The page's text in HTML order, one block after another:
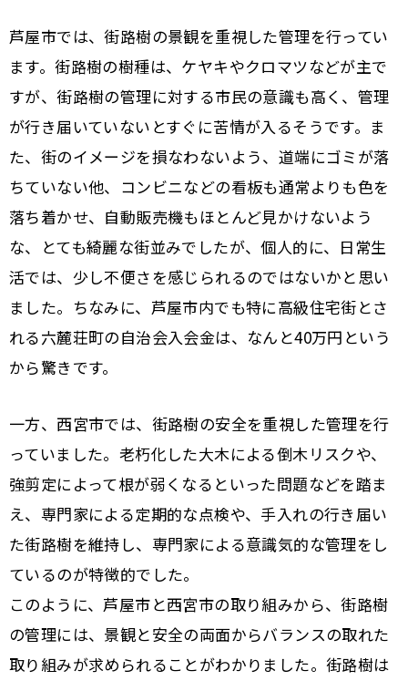
芦屋市では、街路樹の景観を重視した管理を行ってい
ます。街路樹の樹種は、ケヤキやクロマツなどが主で
すが、街路樹の管理に対する市民の意識も高く、管理
が行き届いていないとすぐに苦情が入るそうです。ま
た、街のイメージを損なわないよう、道端にゴミが落
ちていない他、コンビニなどの看板も通常よりも色を
落ち着かせ、自動販売機もほとんど見かけないよう
な、とても綺麗な街並みでしたが、個人的に、日常生
活では、少し不便さを感じられるのではないかと思い
ました。ちなみに、芦屋市内でも特に高級住宅街とさ
れる六麓荘町の自治会入会金は、なんと40万円という
から驚きです。
一方、西宮市では、街路樹の安全を重視した管理を行
っていました。老朽化した大木による倒木リスクや、
強剪定によって根が弱くなるといった問題などを踏ま
え、専門家による定期的な点検や、手入れの行き届い
た街路樹を維持し、専門家による意識気的な管理をし
ているのが特徴的でした。
このように、芦屋市と西宮市の取り組みから、街路樹
の管理には、景観と安全の両面からバランスの取れた
取り組みが求められることがわかりました。街路樹は